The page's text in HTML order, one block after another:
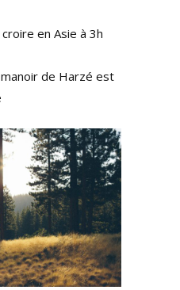
en Asie à 3h
de Harzé est